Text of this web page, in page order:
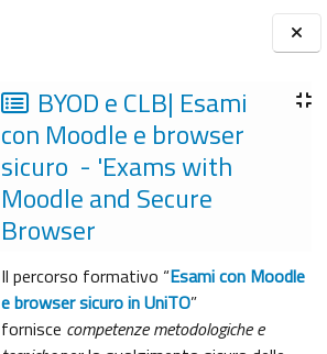
Blocchi
BYOD e CLB| Esami
con Moodle e browser
sicuro - 'Exams with
Moodle and Secure
Browser
Il percorso formativo “Esami con Moodle
e browser sicuro in UniTO”
fornisce competenze metodologiche e